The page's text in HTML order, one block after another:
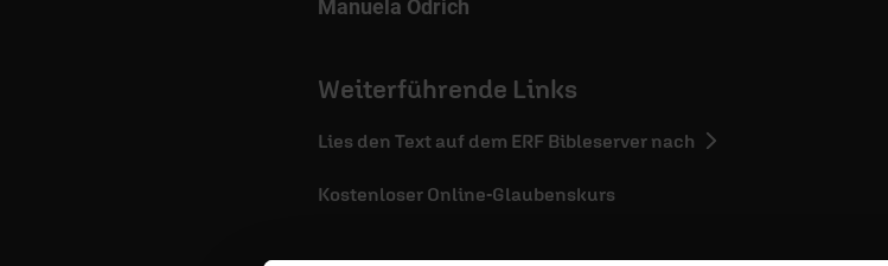
Manuela Odrich
Weiterführende Links
Lies den Text auf dem ERF Bibleserver nach
Kostenloser Online-Glaubenskurs